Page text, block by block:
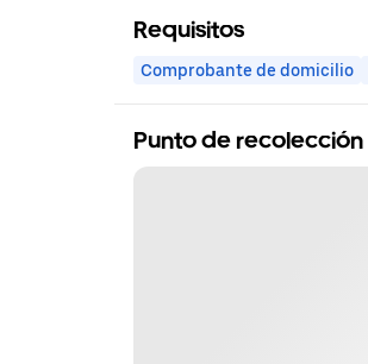
Requisitos
Comprobante de domicilio
Punto de recolección